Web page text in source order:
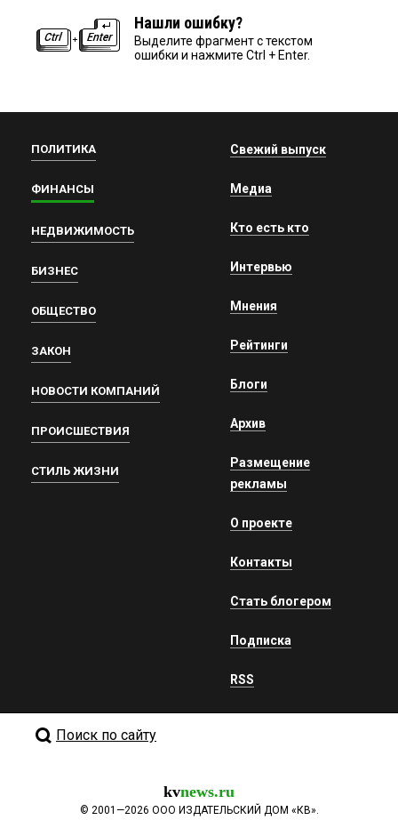
Нашли ошибку?
Выделите фрагмент с текстом
ошибки и нажмите Ctrl + Enter.
ПОЛИТИКА
ФИНАНСЫ
НЕДВИЖИМОСТЬ
БИЗНЕС
ОБЩЕСТВО
ЗАКОН
НОВОСТИ КОМПАНИЙ
ПРОИСШЕСТВИЯ
СТИЛЬ ЖИЗНИ
Свежий выпуск
Медиа
Кто есть кто
Интервью
Мнения
Рейтинги
Блоги
Архив
Размещение
рекламы
О проекте
Контакты
Стать блогером
Подписка
RSS
Поиск по сайту
kvnews.ru
© 2001—2026 ООО ИЗДАТЕЛЬСКИЙ ДОМ «КВ».